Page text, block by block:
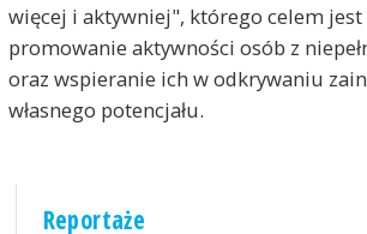
więcej i aktywniej", którego celem jest
promowanie aktywności osób z
oraz wspieranie ich w odkrywaniu
własnego potencjału.
Reportaże